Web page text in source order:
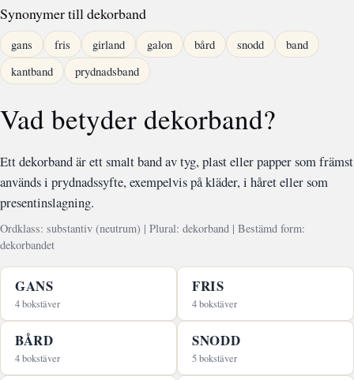
Synonymer till dekorband
gans fris girland galon bård snodd
band
kantband
prydnadsband
Vad betyder dekorband?
Ett dekorband är ett smalt band av tyg, plast eller papper som främst
används i prydnadssyfte, exempelvis på kläder, i håret eller som
presentinslagning.
Ordklass: substantiv (neutrum) | Plural: dekorband | Bestämd form:
dekorbandet
GANS
4 bokstäver
FRIS
4 bokstäver
BÅRD
4 bokstäver
SNODD
5 bokstäver